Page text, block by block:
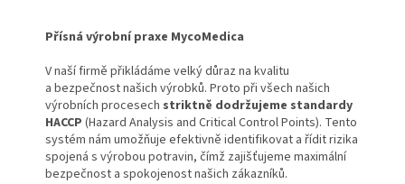
Přísná výrobní praxe MycoMedica
V naší firmě přikládáme velký důraz na kvalitu
a bezpečnost našich výrobků. Proto při všech našich
výrobních procesech striktně dodržujeme standardy
HACCP (Hazard Analysis and Critical Control Points). Tento
systém nám umožňuje efektivně identifikovat a řídit rizika
spojená s výrobou potravin, čímž zajišťujeme maximální
bezpečnost a spokojenost našich zákazníků.